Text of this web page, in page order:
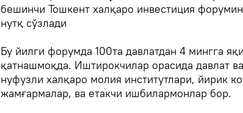
бешинчи Тошкент халқаро инвестиция
нутқ сўзлади
Бу йилги форумда 100та давлатдан 4 мингга
қатнашмоқда. Иштирокчилар орасида давлат
нуфузли халқаро молия институтлари, йирик
жамғармалар, ва етакчи ишбилармонлар бор.